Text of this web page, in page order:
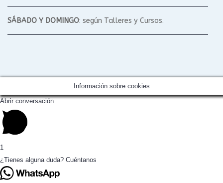
SÁBADO Y DOMINGO: según Talleres y Cursos.
Información sobre cookies
Abrir conversación
1
¿Tienes alguna duda? Cuéntanos